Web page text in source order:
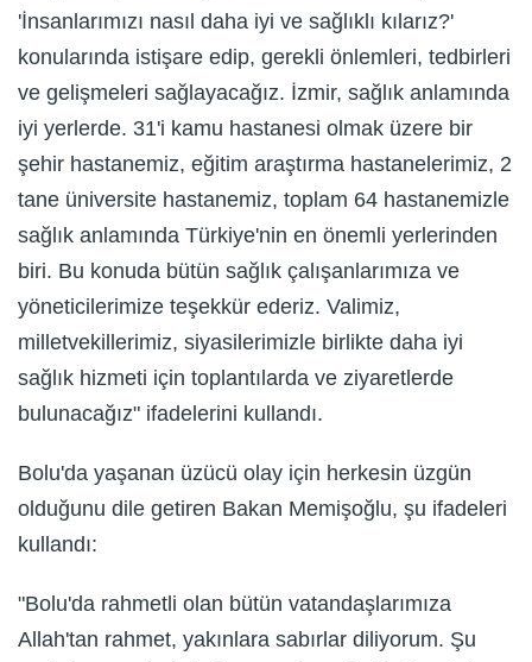
'İnsanlarımızı nasıl daha iyi ve sağlıklı kılarız?'
konularında istişare edip, gerekli önlemleri, tedbirleri
ve gelişmeleri sağlayacağız. İzmir, sağlık anlamında
iyi yerlerde. 31'i kamu hastanesi olmak üzere bir
şehir hastanemiz, eğitim araştırma hastanelerimiz, 2
tane üniversite hastanemiz, toplam 64 hastanemizle
sağlık anlamında Türkiye'nin en önemli yerlerinden
biri. Bu konuda bütün sağlık çalışanlarımıza ve
yöneticilerimize teşekkür ederiz. Valimiz,
milletvekillerimiz, siyasilerimizle birlikte daha iyi
sağlık hizmeti için toplantılarda ve ziyaretlerde
bulunacağız" ifadelerini kullandı.
Bolu'da yaşanan üzücü olay için herkesin üzgün
olduğunu dile getiren Bakan Memişoğlu, şu ifadeleri
kullandı:
"Bolu'da rahmetli olan bütün vatandaşlarımıza
Allah'tan rahmet, yakınlara sabırlar diliyorum. Şu